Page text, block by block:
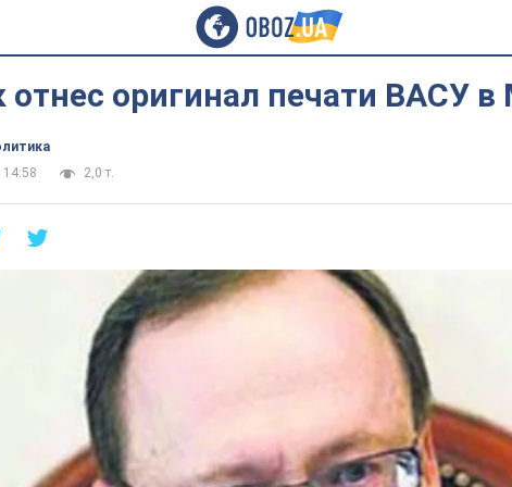
отнес оригинал печати ВАСУ
14:58
2,0 т.